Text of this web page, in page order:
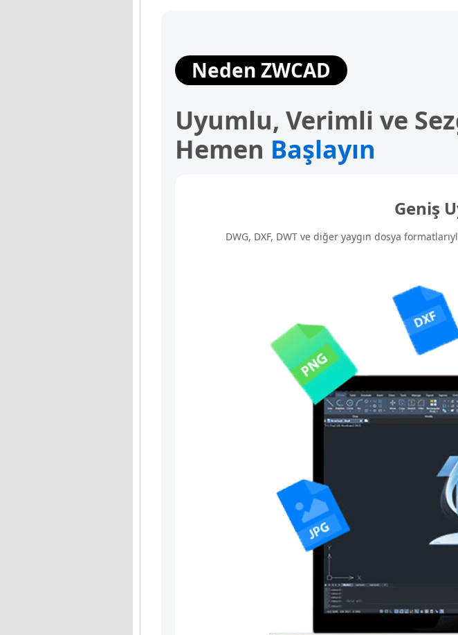
Neden ZWCAD
Uyumlu, Verimli ve
Hemen Başlayın
Geniş
DWG, DXF, DWT ve diğer yaygın dosya